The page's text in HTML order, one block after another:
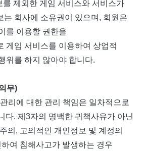
를 제외한 게임 서비스와 서비스가
는 회사에 소유권이 있으며 , 회원은
를 이용할 권한을
게임 서비스를 이용하여 상업적
위를 하지 않아야 합니다.
무)
리에 대한 관리 책임은 일차적으로
다. 제 3자의 명백한 귀책사유가 아닌
의 , 고의적인 개인정보 및 계정의
여 침해사고가 발생하는 경우